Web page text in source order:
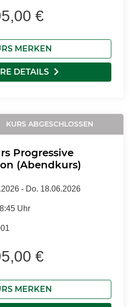
€
MERKEN
DETAILS
KURS ABGESCHLOSSEN
Progressive
(Abendkurs)
- Do. 18.06.2026
Uhr
€
MERKEN